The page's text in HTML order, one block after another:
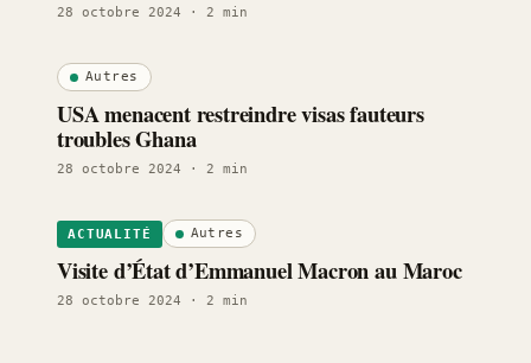
28 octobre 2024 · 2 min
Autres
USA menacent restreindre visas fauteurs
troubles Ghana
28 octobre 2024 · 2 min
ACTUALITÉ Autres
Visite d’État d’Emmanuel Macron au Maroc
28 octobre 2024 · 2 min